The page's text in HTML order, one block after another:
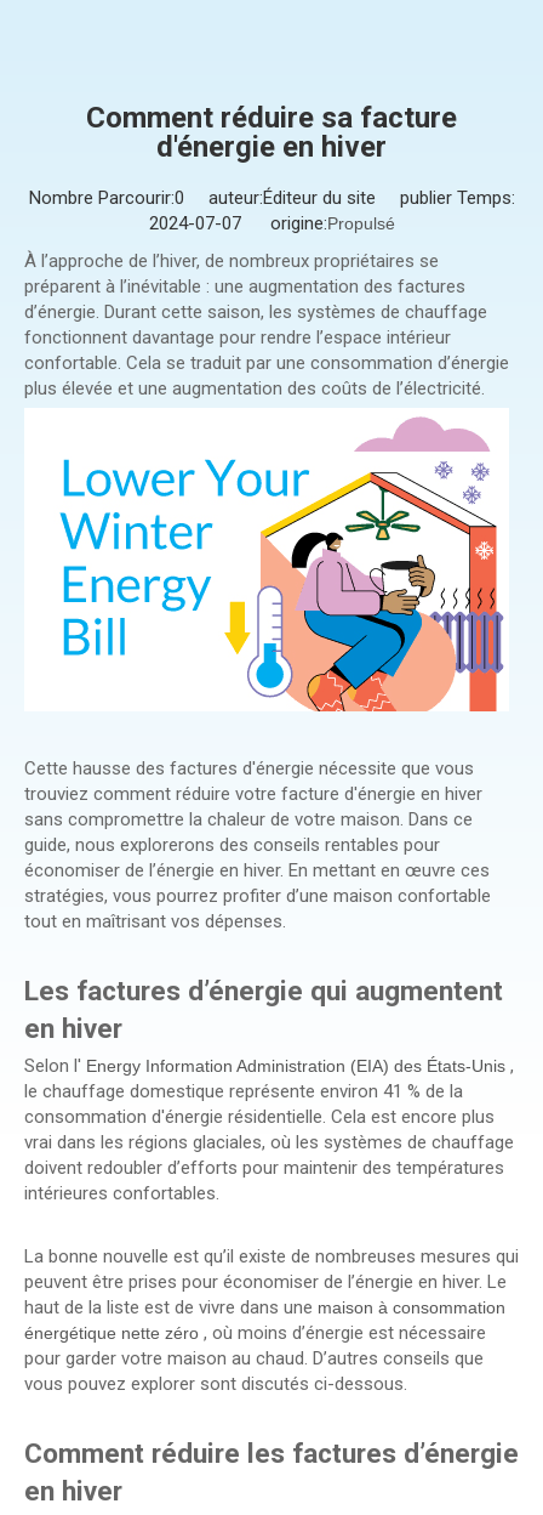
Comment réduire sa facture
d'énergie en hiver
Nombre Parcourir:0 auteur:Éditeur du site publier Temps:
2024-07-07 origine:Propulsé
À l’approche de l’hiver, de nombreux propriétaires se
préparent à l’inévitable : une augmentation des factures
d’énergie. Durant cette saison, les systèmes de chauffage
fonctionnent davantage pour rendre l’espace intérieur
confortable. Cela se traduit par une consommation d’énergie
plus élevée et une augmentation des coûts de l’électricité.
Cette hausse des factures d'énergie nécessite que vous
trouviez comment réduire votre facture d'énergie en hiver
sans compromettre la chaleur de votre maison. Dans ce
guide, nous explorerons des conseils rentables pour
économiser de l’énergie en hiver. En mettant en œuvre ces
stratégies, vous pourrez profiter d’une maison confortable
tout en maîtrisant vos dépenses.
Les factures d’énergie qui augmentent
en hiver
Selon l' Energy Information Administration (EIA) des États-Unis ,
le chauffage domestique représente environ 41 % de la
consommation d'énergie résidentielle. Cela est encore plus
vrai dans les régions glaciales, où les systèmes de chauffage
doivent redoubler d’efforts pour maintenir des températures
intérieures confortables.
La bonne nouvelle est qu’il existe de nombreuses mesures qui
peuvent être prises pour économiser de l’énergie en hiver. Le
haut de la liste est de vivre dans une maison à consommation
énergétique nette zéro , où moins d’énergie est nécessaire
pour garder votre maison au chaud. D’autres conseils que
vous pouvez explorer sont discutés ci-dessous.
Comment réduire les factures d’énergie
en hiver